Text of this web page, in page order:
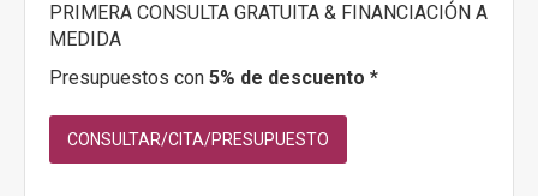
PRIMERA CONSULTA GRATUITA & FINANCIACIÓN A
MEDIDA
Presupuestos con 5% de descuento *
CONSULTAR/CITA/PRESUPUESTO